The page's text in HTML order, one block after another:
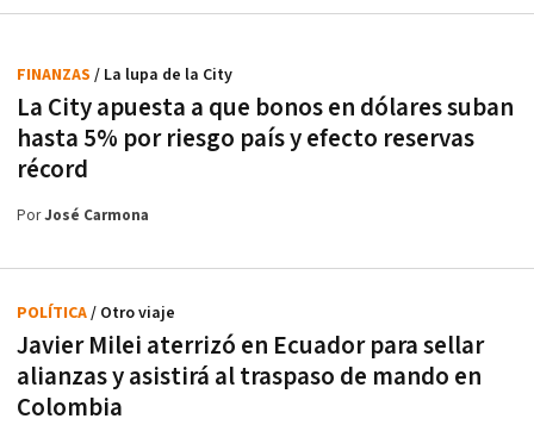
La City apuesta a que bonos en dólares suban
hasta 5% por riesgo país y efecto reservas
récord
FINANZAS / La lupa de la City
PorJosé Carmona
Javier Milei aterrizó en Ecuador para sellar
alianzas y asistirá al traspaso de mando en
Colombia
POLÍTICA/ Otro viaje